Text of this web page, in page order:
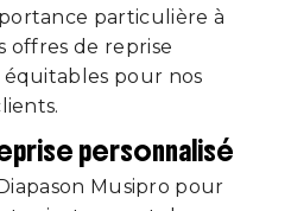
particulière à
offres de reprise
pour nos
personnalisé
Musipro pour